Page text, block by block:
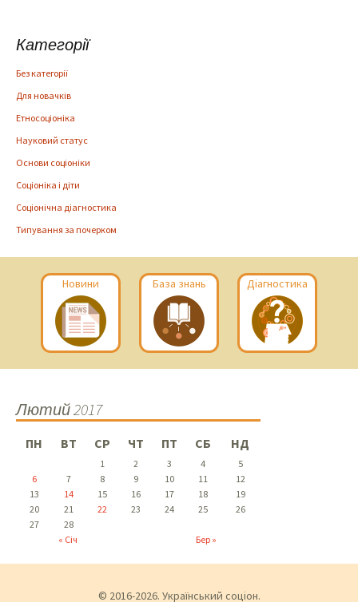
Категорії
Без категорії
Для новачків
Етносоціоніка
Науковий статус
Основи соціоніки
Соціоніка і діти
Соціонічна діагностика
Типування за почерком
Новини База знань Діагностика
Лютий 2017
ПН ВТ СР ЧТ ПТ СБ НД
« Січ Бер »
1 2 3 4
5
6
7 8 9 10 11
12
13
14 15 16 17 18
19
20
21 22 23 24 25
26
27
28
© 2016-2026. Український соціон.